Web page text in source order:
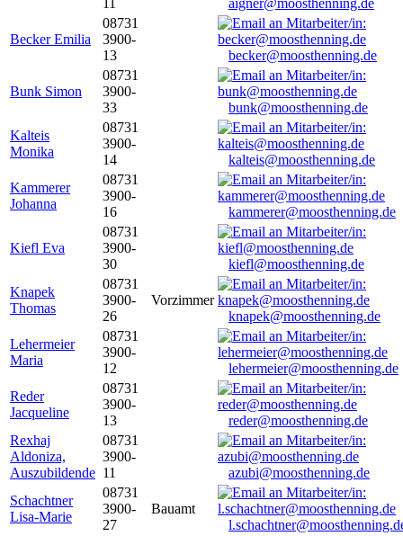
aigner@moosthenning.de
Becker Emilia
08731
3900-
13
becker@moosthenning.de
Bunk Simon
08731
3900-
33
bunk@moosthenning.de
Kalteis
Monika
08731
3900-
14
kalteis@moosthenning.de
Kammerer
Johanna
08731
3900-
16
kammerer@moosthenning.de
Kiefl Eva
08731
3900-
30
kiefl@moosthenning.de
Knapek
Thomas
08731
3900-
26
Vorzimmer
knapek@moosthenning.de
Lehermeier
Maria
08731
3900-
12
lehermeier@moosthenning.de
Reder
Jacqueline
08731
3900-
13
reder@moosthenning.de
Rexhaj
Aldoniza,
Auszubildende
08731
3900-
11
azubi@moosthenning.de
Schachtner
Lisa-Marie
08731
3900-
27
Bauamt